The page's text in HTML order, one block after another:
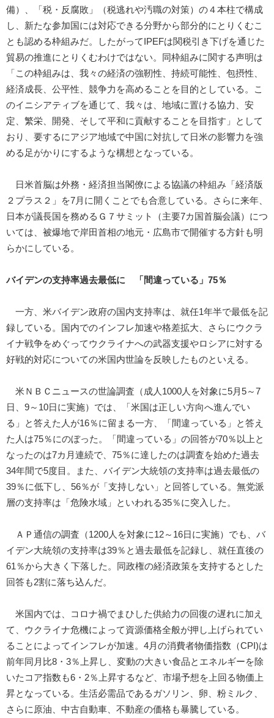
備）、「税・反腐敗」（税逃れや汚職の対策）の４本柱で構成
し、新たな参加国には対応できる分野から部分的にとりくむこ
とも認める枠組みだ。したがってIPEFは関税引き下げを通じた
貿易の推進にとりくむわけではない。同枠組みに関する声明は
「この枠組みは、我々の経済の強靭性、持続可能性、包摂性、
経済成長、公平性、競争力を高めることを目的としている。こ
のイニシアティブを通じて、我々は、地域に置ける協力、安
定、繁栄、開発、そして平和に貢献することを目指す」として
おり、要するにアジア地域で中国に対抗して日米の影響力を強
める足がかりにするような構想となっている。
日米首脳は外務・経済担当閣僚による協議の枠組み「経済版
２プラス２」を7月に開くことでも合意している。さらに来年、
日本が議長国を務めるＧ７サミット（主要7カ国首脳会議）につ
いては、被爆地で岸田首相の地元・広島市で開催する方針も明
らかにしている。
バイデンの支持率過去最低に 「間違っている」75％
一方、米バイデン政府の国内支持率は、就任1年半で最低を記
録している。国内でのインフレ加速や格差拡大、さらにウクラ
イナ戦争をめぐってウクライナへの武器支援やロシアに対する
好戦的対応についての米国内世論を反映したものといえる。
米ＮＢＣニュースの世論調査（成人1000人を対象に5月5～7
日、9～10日に実施）では、「米国は正しい方向へ進んでい
る」と答えた人が16％に留まる一方、「間違っている」と答え
た人は75％にのぼった。「間違っている」の回答が70％以上と
なったのは7カ月連続で、75％に達したのは調査を始めた過去
34年間で5度目。また、バイデン大統領の支持率は過去最低の
39％に低下し、56％が「支持しない」と回答している。無党派
層の支持率は「危険水域」といわれる35％に突入した。
ＡＰ通信の調査（1200人を対象に12～16日に実施）でも、バ
イデン大統領の支持率は39％と過去最低を記録し、就任直後の
61％から大きく下落した。同政権の経済政策を支持するとした
回答も2割に落ち込んだ。
米国内では、コロナ禍でまひした供給力の回復の遅れに加え
て、ウクライナ危機によって資源価格全般が押し上げられてい
ることによってインフレが加速。4月の消費者物価指数（CPI)は
前年同月比8・3％上昇し、変動の大きい食品とエネルギーを除
いたコア指数も6・2％上昇するなど、市場予想を上回る物価上
昇となっている。生活必需品であるガソリン、卵、粉ミルク、
さらに原油、中古自動車、不動産の価格も暴騰している。